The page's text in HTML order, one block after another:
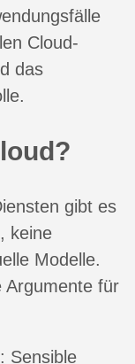
Cloud-
das
gibt es
keine
Modelle.
Argumente für
: Sensible